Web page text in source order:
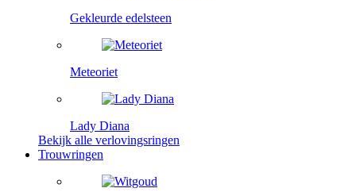
Gekleurde edelsteen
Meteoriet
Lady Diana
Bekijk alle verlovingsringen
Trouwringen